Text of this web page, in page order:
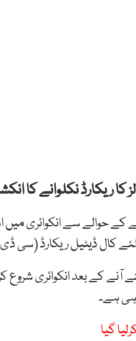
ریکارڈ نکلوانے کا
کے حوالے سے انکوائری
کال ڈیٹیل ریکارڈ (سی ڈی
گیا